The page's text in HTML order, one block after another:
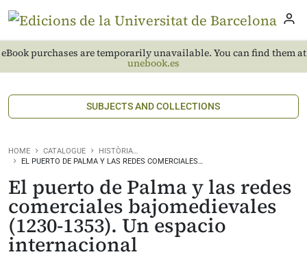
eBook purchases are temporarily unavailable. You can find them at
unebook.es
SUBJECTS AND COLLECTIONS
HOME CATALOGUE
HISTÒRIA…
EL PUERTO DE PALMA Y LAS REDES COMERCIALES…
El puerto de Palma y las redes
comerciales bajomedievales
(1230-1353). Un espacio
internacional